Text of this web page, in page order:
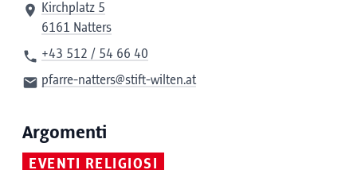
Kirchplatz 5
6161 Natters
+43 512 / 54 66 40
pfarre-natters@stift-wilten.at
Argomenti
EVENTI RELIGIOSI